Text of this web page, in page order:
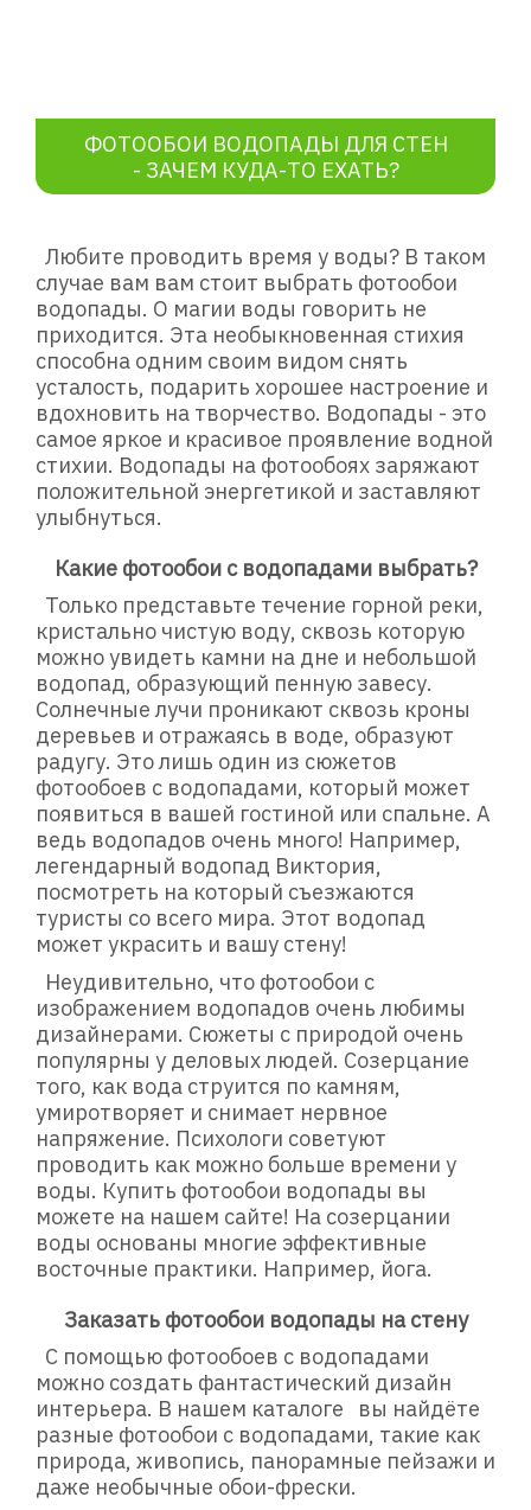
ФОТООБОИ ВОДОПАДЫ ДЛЯ СТЕН
- ЗАЧЕМ КУДА-ТО ЕХАТЬ?
Любите проводить время у воды? В таком
случае вам вам стоит выбрать фотообои
водопады. О магии воды говорить не
приходится. Эта необыкновенная стихия
способна одним своим видом снять
усталость, подарить хорошее настроение и
вдохновить на творчество. Водопады - это
самое яркое и красивое проявление водной
стихии. Водопады на фотообоях заряжают
положительной энергетикой и заставляют
улыбнуться.
Какие фотообои с водопадами выбрать?
Только представьте течение горной реки,
кристально чистую воду, сквозь которую
можно увидеть камни на дне и небольшой
водопад, образующий пенную завесу.
Солнечные лучи проникают сквозь кроны
деревьев и отражаясь в воде, образуют
радугу. Это лишь один из сюжетов
фотообоев с водопадами, который может
появиться в вашей гостиной или спальне. А
ведь водопадов очень много! Например,
легендарный водопад Виктория,
посмотреть на который съезжаются
туристы со всего мира. Этот водопад
может украсить и вашу стену!
Неудивительно, что фотообои с
изображением водопадов очень любимы
дизайнерами. Сюжеты с природой очень
популярны у деловых людей. Созерцание
того, как вода струится по камням,
умиротворяет и снимает нервное
напряжение. Психологи советуют
проводить как можно больше времени у
воды. Купить фотообои водопады вы
можете на нашем сайте! На созерцании
воды основаны многие эффективные
восточные практики. Например, йога.
Заказать фотообои водопады на стену
C помощью фотообоев с водопадами
можно создать фантастический дизайн
интерьера. В нашем каталоге вы найдёте
разные фотообои с водопадами, такие как
природа, живопись, панорамные пейзажи и
даже необычные обои-фрески.